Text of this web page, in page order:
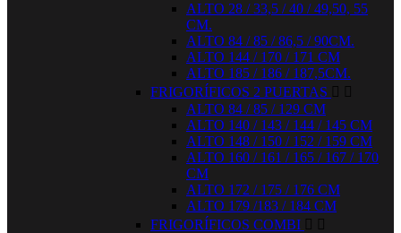
ALTO 28 / 33,5 / 40 / 49,50, 55
CM.
ALTO 84 / 85 / 86,5 / 90CM.
ALTO 144 / 170 / 171 CM
ALTO 185 / 186 / 187,5CM.
FRIGORÍFICOS 2 PUERTAS  
ALTO 84 / 85 / 129 CM
ALTO 140 / 143 / 144 / 145 CM
ALTO 148 / 150 / 152 / 159 CM
ALTO 160 / 161 / 165 / 167 / 170
CM
ALTO 172 / 175 / 176 CM
ALTO 179 /183 / 184 CM
FRIGORÍFICOS COMBI  